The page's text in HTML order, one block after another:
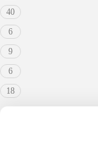
40
6
9
6
18